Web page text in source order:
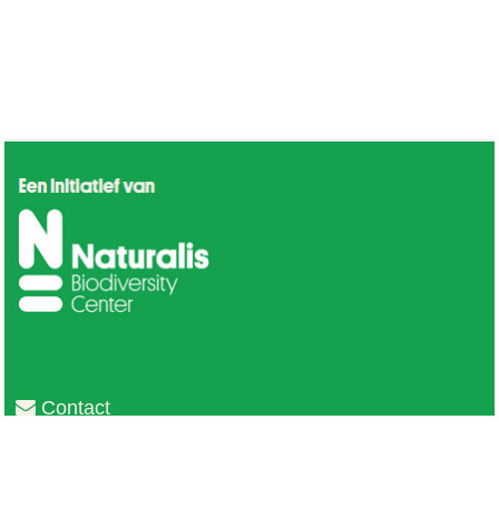
Contact